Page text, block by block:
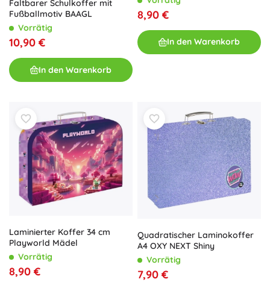
Faltbarer Schulkoffer mit
Fußballmotiv BAAGL
Vorrätig
10,90 €
In den Warenkorb
8,90 €
In den Warenkorb
Laminierter Koffer 34 cm
Playworld Mädel
Vorrätig
8,90 €
Quadratischer Laminokoffer
A4 OXY NEXT Shiny
Vorrätig
7,90 €